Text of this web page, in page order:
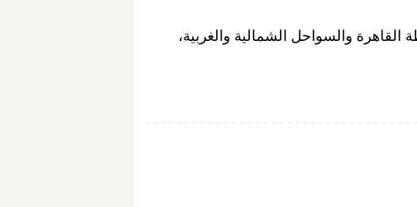
والسواحل الشمالية والغربية،